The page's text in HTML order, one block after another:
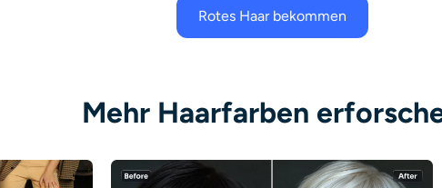
Rotes Haar bekommen
Mehr Haarfarben